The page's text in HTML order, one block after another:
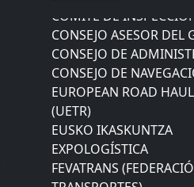
CONSEJO ASESOR DEL
CONSEJO DE
CONSEJO DE
EUROPEAN ROAD
(UETR)
EUSKO IKASKUNTZA
EXPOLOGÍSTICA
FEVATRANS
TRANSPORTES)